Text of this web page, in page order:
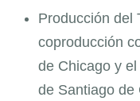
Producción del
coproducción
de Chicago y
de Santiago de